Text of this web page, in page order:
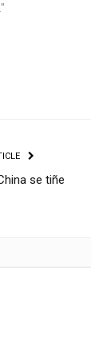
se tiñe